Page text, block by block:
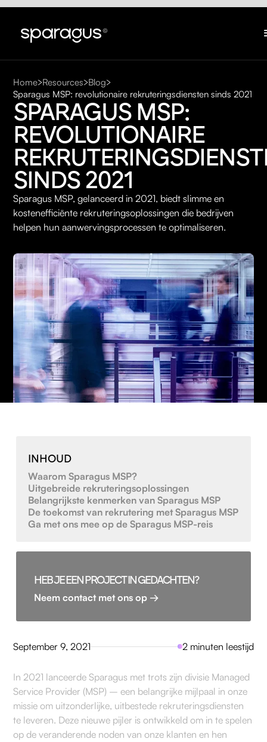
Home Resources Blog
Sparagus MSP: revolutionaire rekruteringsdiensten sinds 2021
SPARAGUS MSP:
REVOLUTIONAIRE
SINDS 2021
Sparagus MSP, gelanceerd in 2021, biedt slimme en
kostenefficiënte rekruteringsoplossingen die bedrijven
helpen hun aanwervingsprocessen te optimaliseren.
September 9, 2021 2 minuten leestijd
In 2021 lanceerde Sparagus met trots zijn divisie Managed
Service Provider (MSP) – een belangrijke mijlpaal in onze
missie om uitzonderlijke, uitbestede rekruteringsdiensten
te leveren. Deze nieuwe pijler is ontwikkeld om in te spelen
op de veranderende noden van onze klanten en hen
INHOUD
Waarom Sparagus MSP?
Uitgebreide rekruteringsoplossingen
Belangrijkste kenmerken van Sparagus MSP
De toekomst van rekrutering met Sparagus MSP
Ga met ons mee op de Sparagus MSP-reis
HEB JE EEN PROJECT IN GEDACHTEN?
Neem contact met ons op →